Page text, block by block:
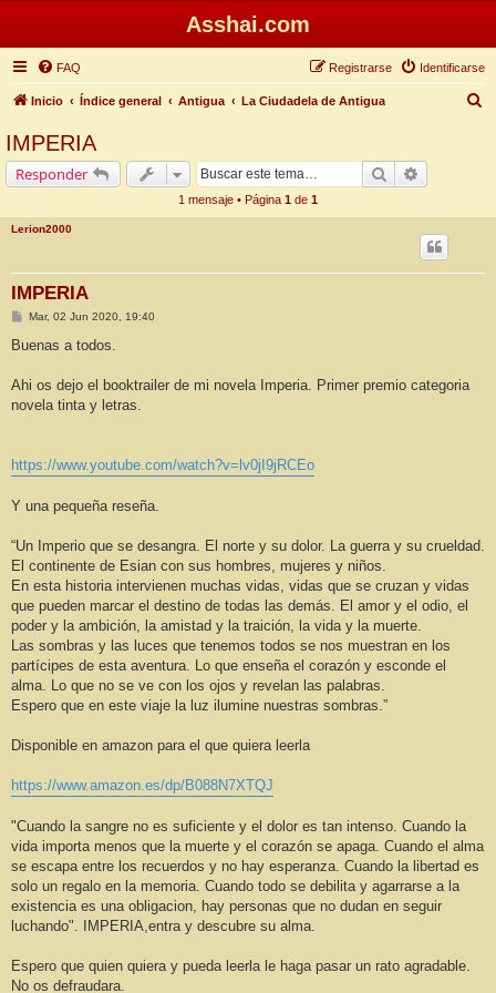
Asshai.com
FAQ Identificarse
Registrarse
Inicio Índice general Antigua La Ciudadela de Antigua
IMPERIA
Responder Buscar
1 mensaje • Página 1 de 1
Lerion2000
IMPERIA
M
n
j
Mar, 02 Jun 2020, 19:40
Buenas a todos.
Ahi os dejo el booktrailer de mi novela Imperia. Primer premio categoria
novela tinta y letras.
https://www.youtube.com/watch?v=lv0jI9jRCEo
Y una pequeña reseña.
“Un Imperio que se desangra. El norte y su dolor. La guerra y su crueldad.
El continente de Esian con sus hombres, mujeres y niños.
En esta historia intervienen muchas vidas, vidas que se cruzan y vidas
que pueden marcar el destino de todas las demás. El amor y el odio, el
poder y la ambición, la amistad y la traición, la vida y la muerte.
Las sombras y las luces que tenemos todos se nos muestran en los
partícipes de esta aventura. Lo que enseña el corazón y esconde el
alma. Lo que no se ve con los ojos y revelan las palabras.
Espero que en este viaje la luz ilumine nuestras sombras.”
Disponible en amazon para el que quiera leerla
https://www.amazon.es/dp/B088N7XTQJ
"Cuando la sangre no es suficiente y el dolor es tan intenso. Cuando la
vida importa menos que la muerte y el corazón se apaga. Cuando el alma
se escapa entre los recuerdos y no hay esperanza. Cuando la libertad es
solo un regalo en la memoria. Cuando todo se debilita y agarrarse a la
existencia es una obligacion, hay personas que no dudan en seguir
luchando". IMPERIA,entra y descubre su alma.
Espero que quien quiera y pueda leerla le haga pasar un rato agradable.
No os defraudara.